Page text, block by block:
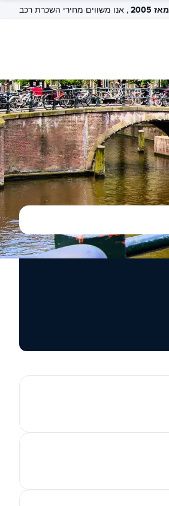
מאז 2005 , אנו משווים מחירי השכרת רכב